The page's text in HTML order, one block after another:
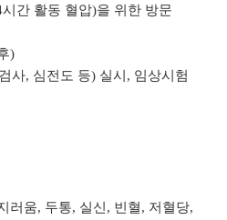
간 활동 혈압)을 위한 방문
)
사, 심전도 등) 실시, 임상시험
러움, 두통, 실신, 빈혈, 저혈당,